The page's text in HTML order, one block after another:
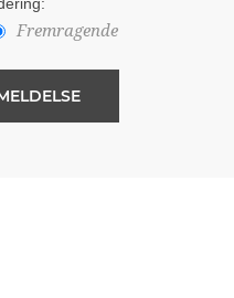
Fremragende